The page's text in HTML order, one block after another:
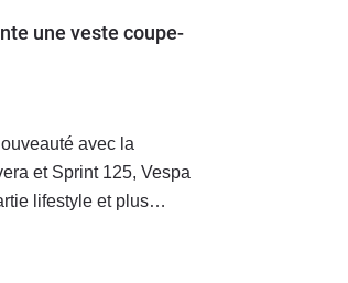
une veste coupe-
avec la
et Sprint 125, Vespa
lifestyle et plus